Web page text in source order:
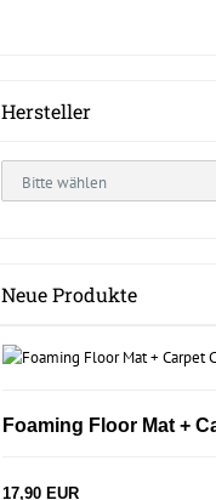
Hersteller
Neue Produkte
Foaming Floor Mat +
17,90 EUR